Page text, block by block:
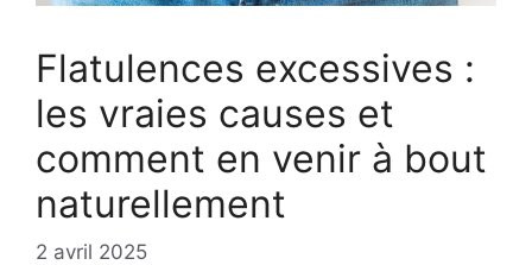
Flatulences excessives :
les vraies causes et
comment en venir à bout
naturellement
2 avril 2025